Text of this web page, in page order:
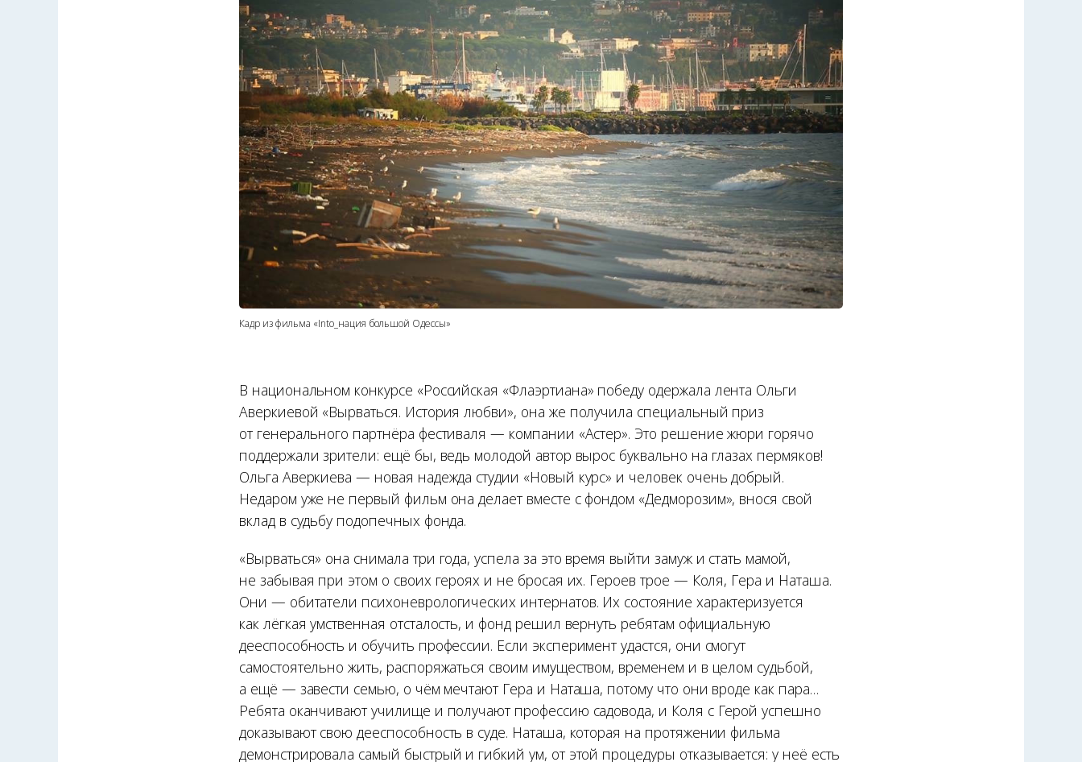
Кадр из фильма «Into_нация большой Одессы»
В национальном конкурсе «Российская «Флаэртиана» победу одержала лента Ольги
Аверкиевой «Вырваться. История любви», она же получила специальный приз
от генерального партнёра фестиваля — компании «Астер». Это решение жюри горячо
поддержали зрители: ещё бы, ведь молодой автор вырос буквально на глазах пермяков!
Ольга Аверкиева — новая надежда студии «Новый курс» и человек очень добрый.
Недаром уже не первый фильм она делает вместе с фондом «Дедморозим», внося свой
вклад в судьбу подопечных фонда.
«Вырваться» она снимала три года, успела за это время выйти замуж и стать мамой,
не забывая при этом о своих героях и не бросая их. Героев трое — Коля, Гера и Наташа.
Они — обитатели психоневрологических интернатов. Их состояние характеризуется
как лёгкая умственная отсталость, и фонд решил вернуть ребятам официальную
дееспособность и обучить профессии. Если эксперимент удастся, они смогут
самостоятельно жить, распоряжаться своим имуществом, временем и в целом судьбой,
а ещё — завести семью, о чём мечтают Гера и Наташа, потому что они вроде как пара…
Ребята оканчивают училище и получают профессию садовода, и Коля с Герой успешно
доказывают свою дееспособность в суде. Наташа, которая на протяжении фильма
демонстрировала самый быстрый и гибкий ум, от этой процедуры отказывается: у неё есть